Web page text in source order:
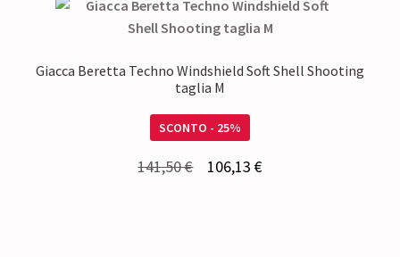
Giacca Beretta Techno Windshield Soft Shell Shooting
taglia M
SCONTO - 25%
141,50€ 106,13 €Il